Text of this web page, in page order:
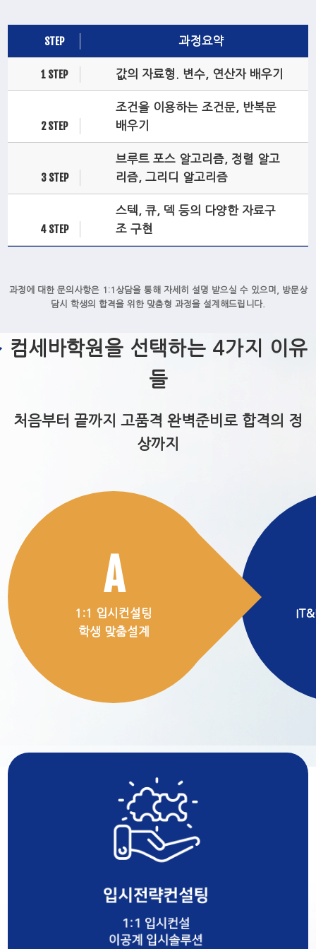
STEP 과정요약
1 STEP 값의 자료형. 변수, 연산자 배우기
2 STEP
조건을 이용하는 조건문, 반복문
배우기
3 STEP
브루트 포스 알고리즘, 정렬 알고
리즘, 그리디 알고리즘
4 STEP
스텍, 큐, 덱 등의 다양한 자료구
조 구현
과정에 대한 문의사항은 1:1상담을 통해 자세히 설명 받으실 수 있으며, 방문상
담시 학생의 합격을 위한 맞춤형 과정을 설계해드립니다.
컴세바학원을 선택하는 4가지 이유
들
처음부터 끝까지 고품격 완벽준비로 합격의 정
상까지
A
1:1 입시컨설팅
학생 맞춤설계